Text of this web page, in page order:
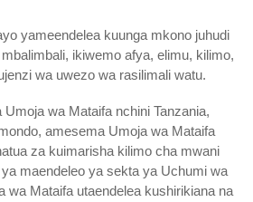
yameendelea kuunga mkono juhudi
ikiwemo afya, elimu, kilimo,
wa uwezo wa rasilimali watu.
wa Mataifa nchini Tanzania,
amesema Umoja wa Mataifa
za kuimarisha kilimo cha mwani
maendeleo ya sekta ya Uchumi wa
wa Mataifa utaendelea kushirikiana na